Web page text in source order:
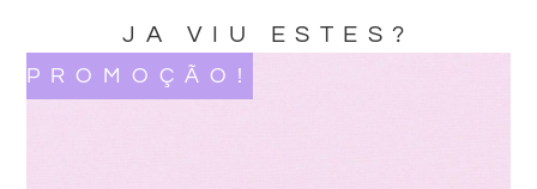
JA VIU ESTES?
PROMOÇÃO!